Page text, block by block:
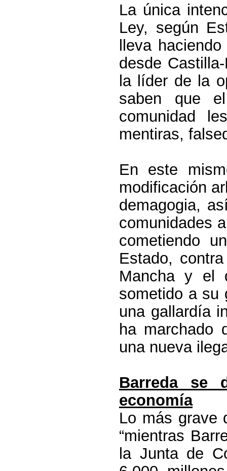
La única
Ley, según
lleva
desde
la líder de la
saben que
comunidad
mentiras,
En este
modificación
demagogia,
comunidades
cometiendo
Estado,
Mancha y el
sometido a su
una gallardía
ha marchado
una nueva
Barreda se
economía
Lo más grave
“mientras
la Juntade